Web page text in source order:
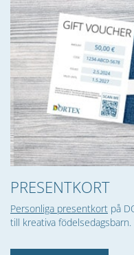
PRESENTKORT
Personliga presentkort på
till kreativa födelsedagsbarn.